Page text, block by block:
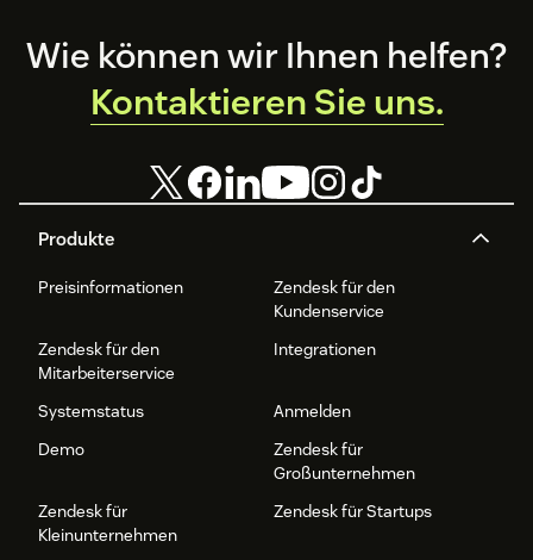
Footer
Produkte
Preisinformationen
Zendesk für den
Kundenservice
Zendesk für den
Mitarbeiterservice
Integrationen
Systemstatus
Anmelden
Demo
Zendesk für
Großunternehmen
Zendesk für
Kleinunternehmen
Zendesk für Startups
Wie können wir Ihnen helfen?
Kontaktieren Sie uns.